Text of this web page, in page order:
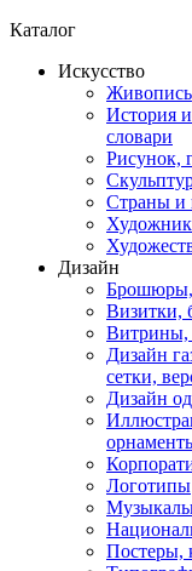
Каталог
Искусство
Живопись
История
словари
Рисунок,
Страны и
Дизайн
Брошюры,
Визитки,
Витрины,
Дизайн
сетки,
Дизайн
Логотипы
Постеры,